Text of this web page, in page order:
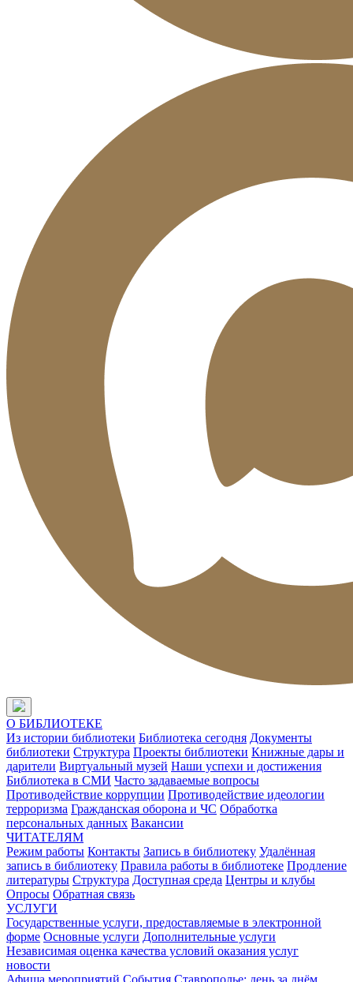
О БИБЛИОТЕКЕ
Из истории библиотеки Библиотека сегодня Документы
библиотеки Структура Проекты библиотеки Книжные дары и
дарители Виртуальный музей Наши успехи и достижения
Библиотека в СМИ Часто задаваемые вопросы
Противодействие коррупции Противодействие идеологии
терроризма Гражданская оборона и ЧС Обработка
персональных данных Вакансии
ЧИТАТЕЛЯМ
Режим работы Контакты Запись в библиотеку Удалённая
запись в библиотеку Правила работы в библиотеке Продление
литературы Структура Доступная среда Центры и клубы
Опросы Обратная связь
УСЛУГИ
Государственные услуги, предоставляемые в электронной
форме Основные услуги Дополнительные услуги
Независимая оценка качества условий оказания услуг
новости
Афиша мероприятий События Ставрополье: день за днём